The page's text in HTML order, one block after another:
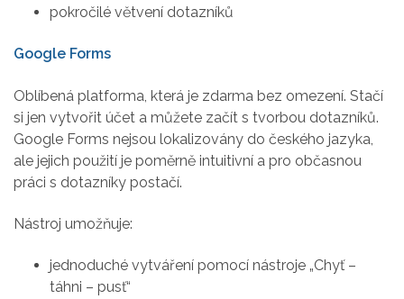
pokročilé větvení dotazníků
Google Forms
Oblíbená platforma, která je zdarma bez omezení. Stačí
si jen vytvořit účet a můžete začít s tvorbou dotazníků.
Google Forms nejsou lokalizovány do českého jazyka,
ale jejich použití je poměrně intuitivní a pro občasnou
práci s dotazníky postačí.
Nástroj umožňuje:
jednoduché vytváření pomocí nástroje „Chyť –
táhni – pusť“